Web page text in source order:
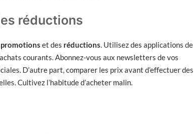
réductions
promotions et des réductions. Utilisez des applications de
courants. Abonnez-vous aux newsletters de vos
D’autre part, comparer les prix avant d’effectuer des
Cultivez l’habitude d’acheter malin.